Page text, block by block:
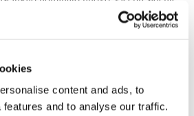
content and ads, to
and to analyse our traffic.
che riunisce le ferrovie e i principali
a livello mondiale.